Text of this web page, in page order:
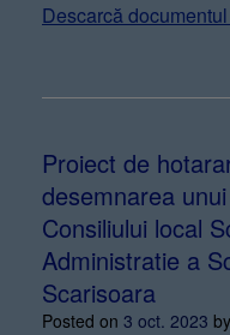
Descarcă
Proiect de
desemnarea
Consiliului local
Administratie a
Scarisoara
Posted on 3 oct. 2023 by